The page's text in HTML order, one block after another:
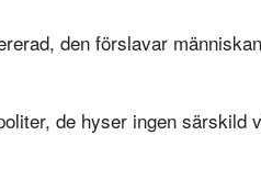
den förslavar
de hyser ingen särskild